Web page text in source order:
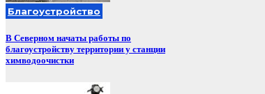
Благоустройство
В Северном начаты работы по
благоустройству территории у станции
химводоочистки